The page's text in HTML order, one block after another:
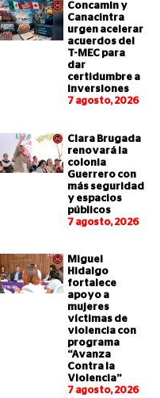
Concamin y
Canacintra
urgen acelerar
acuerdos del
T-MEC para
dar
certidumbre a
inversiones
7 agosto, 2026
Clara Brugada
renovará la
colonia
Guerrero con
más seguridad
y espacios
públicos
7 agosto, 2026
Miguel
Hidalgo
fortalece
apoyo a
mujeres
víctimas de
violencia con
programa
“Avanza
Contra la
Violencia”
7 agosto, 2026